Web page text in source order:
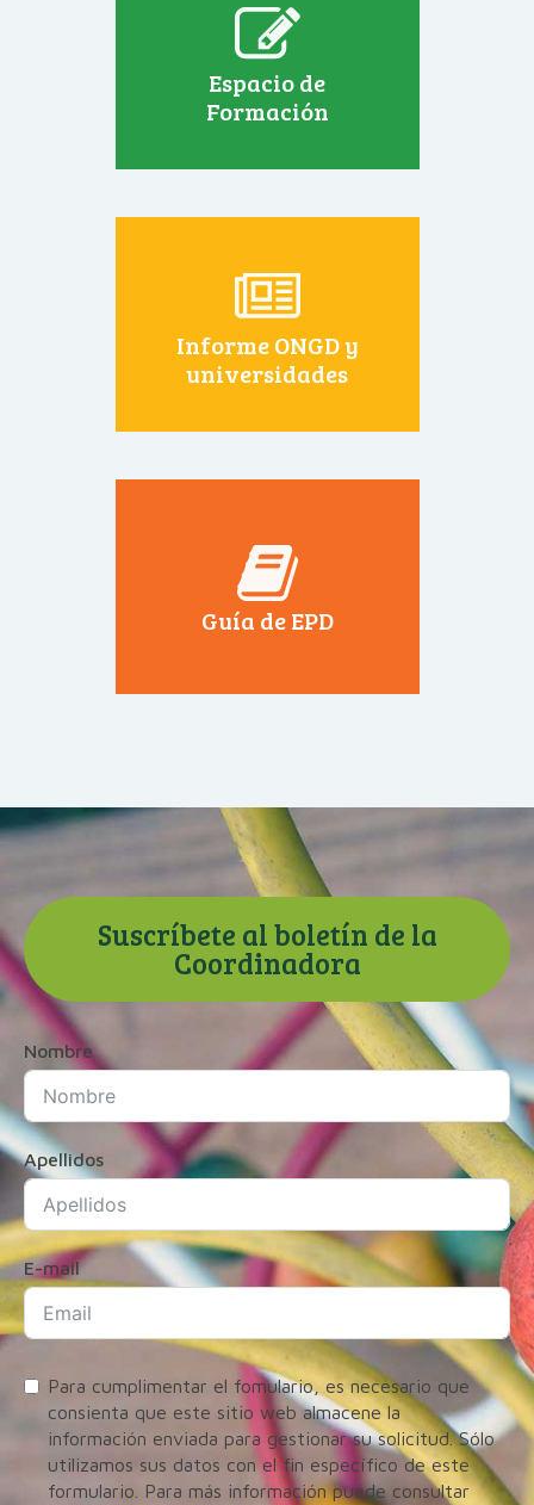
Espacio de
Formación
Informe ONGD y
universidades
Guía de EPD
Suscríbete al boletín de la
Coordinadora
Nombre
Apellidos
E-mail
Para cumplimentar el fomulario, es necesario que
consienta que este sitio web almacene la
información enviada para gestionar su solicitud. Sólo
utilizamos sus datos con el fin específico de este
formulario. Para más información puede consultar